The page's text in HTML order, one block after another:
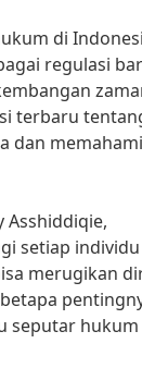
di
regulasi
terbaru
dan memahami
Asshiddiqie,
setiap individu
merugikan
seputar hukum